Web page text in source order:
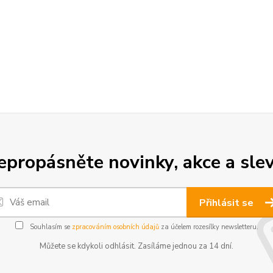
novinky, akce a
Přihlásit se
Souhlasím se zpracováním osobních údajůza účelem rozesílky newsletteru.
Můžete se kdykoli odhlásit. Zasíláme jednou za 14 dní.